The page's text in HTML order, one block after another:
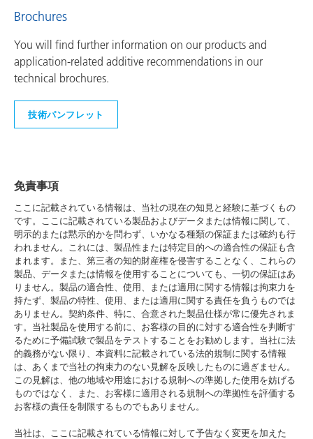
Brochures
You will find further information on our products and
application-related additive recommendations in our
technical brochures.
技術パンフレット
免責事項
ここに記載されている情報は、当社の現在の知見と経験に基づくもの
です。ここに記載されている製品およびデータまたは情報に関して、
明示的または黙示的かを問わず、いかなる種類の保証または確約も行
われません。これには、製品性または特定目的への適合性の保証も含
まれます。また、第三者の知的財産権を侵害することなく、これらの
製品、データまたは情報を使用することについても、一切の保証はあ
りません。製品の適合性、使用、または適用に関する情報は拘束力を
持たず、製品の特性、使用、または適用に関する責任を負うものでは
ありません。契約条件、特に、合意された製品仕様が常に優先されま
す。当社製品を使用する前に、お客様の目的に対する適合性を判断す
るために予備試験で製品をテストすることをお勧めします。当社に法
的義務がない限り、本資料に記載されている法的規制に関する情報
は、あくまで当社の拘束力のない見解を反映したものに過ぎません。
この見解は、他の地域や用途における規制への準拠した使用を妨げる
ものではなく、また、お客様に適用される規制への準拠性を評価する
お客様の責任を制限するものでもありません。
当社は、ここに記載されている情報に対して予告なく変更を加えた